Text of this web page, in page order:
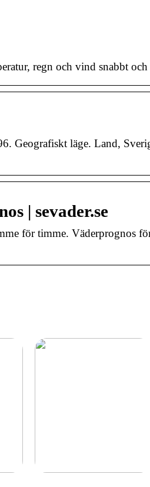
regn och vind snabbt och
läge. Land,
| sevader.se
för timme. Väderprognos